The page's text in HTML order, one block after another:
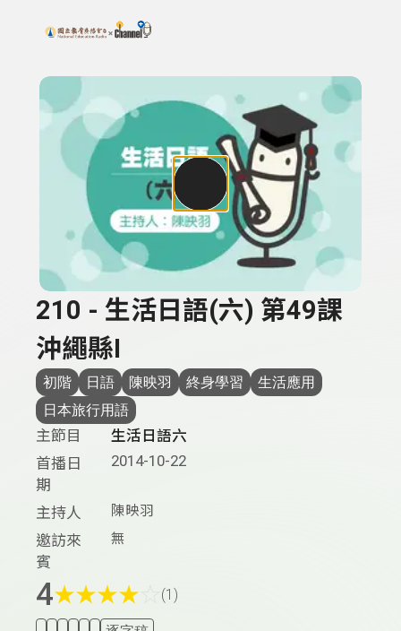
上方功能區塊
搜尋關鍵字：可輸入節目名稱、主持人或關鍵字
210 - 生活日語(六) 第49課
沖繩縣I
初階 日語 陳映羽 終身學習
生活應用
日本旅行用語
主節目
生活日語六
首播日
期
2014-10-22
主持人 陳映羽
邀訪來
賓
無
4★★★★ (1)